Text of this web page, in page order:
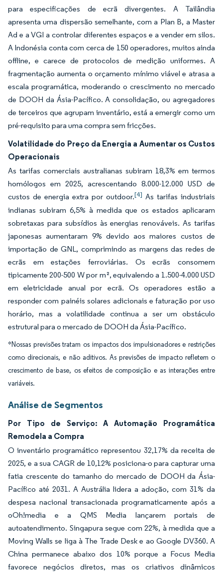
para especificações de ecrã divergentes. A Tailândia
apresenta uma dispersão semelhante, com a Plan B, a Master
Ad e a VGI a controlar diferentes espaços e a vender em silos.
A Indonésia conta com cerca de 150 operadores, muitos ainda
offline, e carece de protocolos de medição uniformes. A
fragmentação aumenta o orçamento mínimo viável e atrasa a
escala programática, moderando o crescimento no mercado
de DOOH da Ásia-Pacífico. A consolidação, ou agregadores
de terceiros que agrupam inventário, está a emergir como um
pré-requisito para uma compra sem fricções.
Volatilidade do Preço da Energia a Aumentar os Custos
Operacionais
As tarifas comerciais australianas subiram 18,3% em termos
homólogos em 2025, acrescentando 8.000-12.000 USD de
custos de energia extra por outdoor.[4] As tarifas industriais
indianas subiram 6,5% à medida que os estados aplicaram
sobretaxas para subsídios às energias renováveis. As tarifas
japonesas aumentaram 9% devido aos maiores custos de
importação de GNL, comprimindo as margens das redes de
ecrãs em estações ferroviárias. Os ecrãs consomem
tipicamente 200-500 W por m², equivalendo a 1.500-4.000 USD
em eletricidade anual por ecrã. Os operadores estão a
responder com painéis solares adicionais e faturação por uso
horário, mas a volatilidade continua a ser um obstáculo
estrutural para o mercado de DOOH da Ásia-Pacífico.
*Nossas previsões tratam os impactos dos impulsionadores e restrições
como direcionais, e não aditivos. As previsões de impacto refletem o
crescimento de base, os efeitos de composição e as interações entre
variáveis.
Análise de Segmentos
Por Tipo de Serviço: A Automação Programática
Remodela a Compra
O inventário programático representou 32,17% da receita de
2025, e a sua CAGR de 10,12% posiciona-o para capturar uma
fatia crescente do tamanho do mercado de DOOH da Ásia-
Pacífico até 2031. A Austrália lidera a adoção, com 31% da
despesa nacional transacionada programaticamente após a
oOh!media e a QMS Media lançarem portais de
autoatendimento. Singapura segue com 22%, à medida que a
Moving Walls se liga à The Trade Desk e ao Google DV360. A
China permanece abaixo dos 10% porque a Focus Media
favorece negócios diretos, mas os criativos dinâmicos